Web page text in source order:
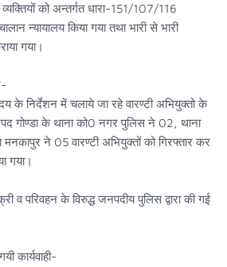
को अन्तर्गत धारा-151/107/116
न्यायालय किया गया तथा भारी से भारी
गया।
के निर्देशन में चलाये जा रहे वारण्टी अभियुक्तो के
गोण्डा के थाना को0 नगर पुलिस ने 02, थाना
ने 05 वारण्टी अभियुक्तों को गिरफ्तार कर
गया।
व परिवहन के विरुद्ध जनपदीय पुलिस द्वारा की गई
कार्यवाही-